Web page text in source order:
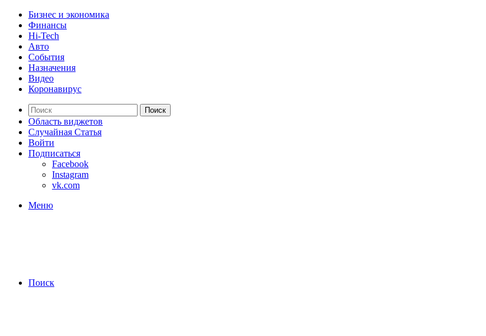
Бизнес и экономика
Финансы
Hi-Tech
Авто
События
Назначения
Видео
Коронавирус
Поиск
Область виджетов
Случайная Статья
Войти
Подписаться
Facebook
Instagram
vk.com
Меню
Поиск